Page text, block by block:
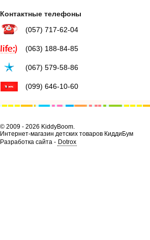
Контактные телефоны
(057) 717-62-04
(063) 188-84-85
(067) 579-58-86
(099) 646-10-60
© 2009 - 2026 KiddyBoom.
Интернет-магазин детских товаров КиддиБум
Разработка сайта - Dotrox